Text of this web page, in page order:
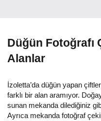
Düğün Fotoğrafı
Alanlar
İzoletta’da düğün yapan
farklı bir alan aramıyor.
sunan mekanda dilediğiniz
Ayrıca mekanda fotoğraf